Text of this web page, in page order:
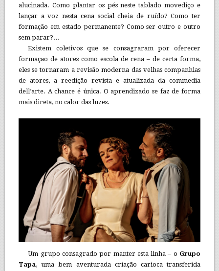
alucinada. Como plantar os pés neste tablado movediço e
lançar a voz nesta cena social cheia de ruído? Como ter
formação em estado permanente? Como ser outro e outro
sem parar?…
Existem coletivos que se consagraram por oferecer
formação de atores como escola de cena – de certa forma,
eles se tornaram a revisão moderna das velhas companhias
de atores, a reedição revista e atualizada da commedia
dell’arte. A chance é única. O aprendizado se faz de forma
mais direta, no calor das luzes.
Um grupo consagrado por manter esta linha – o Grupo
Tapa, uma bem aventurada criação carioca transferida